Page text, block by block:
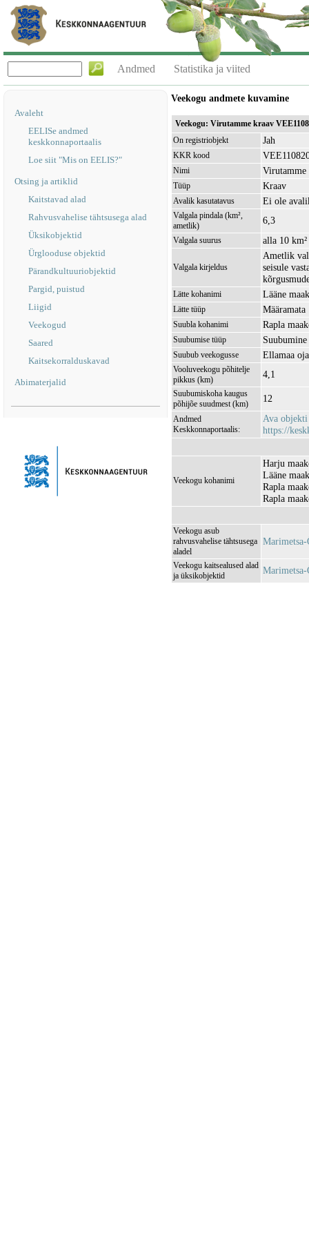
Andmed Statistika ja viited
Avaleht
EELISe andmed
keskkonnaportaalis
Loe siit "Mis on EELIS?"
Otsing ja artiklid
Kaitstavad alad
Rahvusvahelise tähtsusega alad
Üksikobjektid
Ürglooduse objektid
Pärandkultuuriobjektid
Pargid, puistud
Liigid
Veekogud
Saared
Kaitsekorralduskavad
Abimaterjalid
Veekogu andmete kuvamine
Veekogu: Virutamme kraav
On registriobjekt
Jah
KKR kood
Nimi Virutamme
Tüüp Kraav
Avalik kasutatavus Ei ole
Valgala pindala (km²,
ametlik)
6,3
Valgala suurus alla 10 km²
Valgala kirjeldus
Ametlik
seisule
Lätte kohanimi Lääne
Lätte tüüp Määramata
Suubla kohanimi Rapla
Suubumise tüüp
Suubub veekogusse Ellamaa
Vooluveekogu põhitelje
pikkus (km)
4,1
Suubumiskoha kaugus
põhijõe suudmest (km)
12
Andmed
Keskkonnaportaalis:
Ava objekti
https://
Veekogu kohanimi
Harju
Lääne
Rapla
Rapla
Veekogu asub
rahvusvahelise tähtsusega
aladel
Veekogu kaitsealused alad
ja üksikobjektid